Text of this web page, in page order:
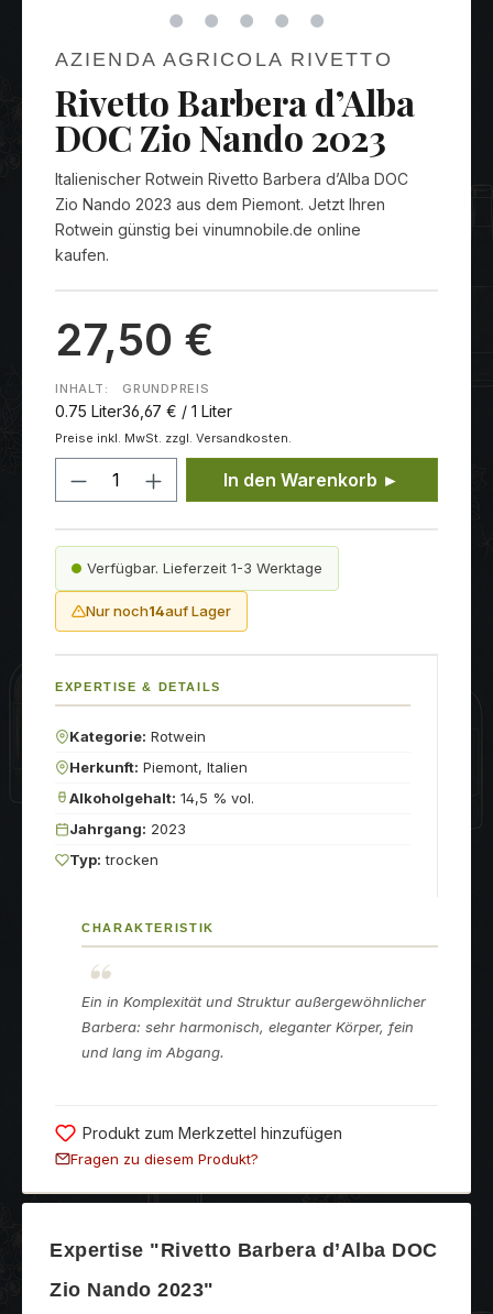
AZIENDA AGRICOLA RIVETTO
Rivetto Barbera d’Alba
DOC Zio Nando 2023
Italienischer Rotwein Rivetto Barbera d’Alba DOC
Zio Nando 2023 aus dem Piemont. Jetzt Ihren
Rotwein günstig bei vinumnobile.de online
kaufen.
27,50 €
INHALT:
0.75 Liter
GRUNDPREIS
36,67 € / 1 Liter
Preise inkl. MwSt. zzgl. Versandkosten.
Produkt Anzahl: Gib den
In den Warenkorb ►
Verfügbar. Lieferzeit 1-3 Werktage
Nur noch14auf Lager
EXPERTISE & DETAILS
Kategorie: Rotwein
Herkunft: Piemont, Italien
Alkoholgehalt: 14,5 % vol.
Jahrgang: 2023
Typ: trocken
CHARAKTERISTIK
Ein in Komplexität und Struktur außergewöhnlicher
Barbera: sehr harmonisch, eleganter Körper, fein
und lang im Abgang.
Produkt zum Merkzettel hinzufügen
Fragen zu diesem Produkt?
Expertise "Rivetto Barbera d’Alba DOC
Zio Nando 2023"